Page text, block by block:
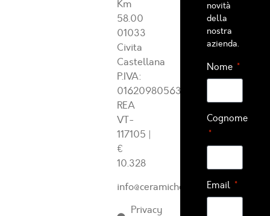
Km
58.00
01033
Civita
Castellana
P.IVA:
01620980563
REA
VT-
117105 |
€
10.328
info@ceramichearcadia.com
Privacy
novità
della
nostra
azienda.
Nome
Cognome
Email